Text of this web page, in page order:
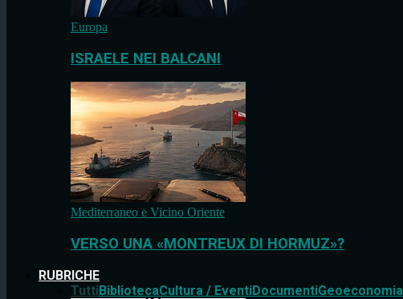
Europa
ISRAELE NEI BALCANI
Mediterraneo e Vicino Oriente
VERSO UNA «MONTREUX DI HORMUZ»?
RUBRICHE
TuttiBibliotecaCultura / EventiDocumentiGeoeconomia